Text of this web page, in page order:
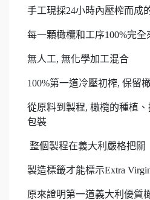
手工現採24小時內壓榨而成
每一顆橄欖和工序100%完全
無人工, 無化學加工混合
100%第一道冷壓初榨, 保留
從原料到製程, 橄欖的種植、
包裝
整個製程在義大利嚴格把關
製造標籤才能標示Extra
原來證明第一道義大利優質